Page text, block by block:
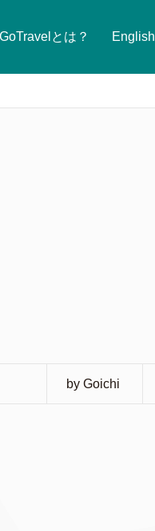
とは？ English
by Goichi